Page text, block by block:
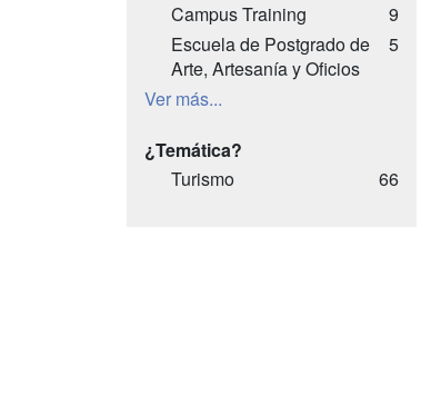
Campus Training
9
Escuela de Postgrado de
Arte, Artesanía y Oficios
5
Ver más...
¿Temática?
Turismo
66